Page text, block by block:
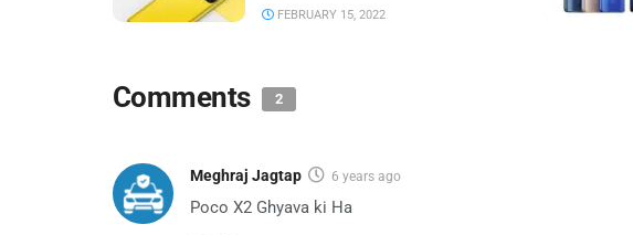
FEBRUARY 15, 2022
Comments 2
Meghraj Jagtap 6 years ago
Poco X2 Ghyava ki Ha